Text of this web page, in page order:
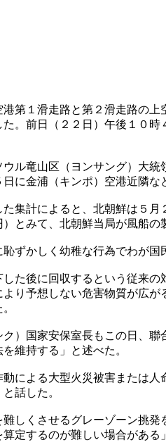
第１滑走路と第２滑走路の
。前日（２２日）午後１０
ル竜山区（ヨンサング）大
に金浦（キンポ）空港近隣な
集計によると、北朝鮮は５
とみて、北朝鮮当局が風船
ずかしく幼稚な行為でわが
た後に回収するという従来
り予想しない危害物質が広
）国家安保室長もこの日、
維持する」と述べた。
による大型火災被害または
話した。
しくさせるグレーゾーン挑
定するのが難しい場合があ